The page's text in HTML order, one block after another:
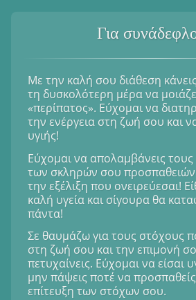
Για
Με την καλή σου διάθεση
τη δυσκολότερη μέρα να
«περίπατος». Εύχομαι να
την ενέργεια στη ζωή σου και
υγιής!
Εύχομαι να απολαμβάνεις
των σκληρών σου προσπαθειών
την εξέλιξη που ονειρεύεσαι!
καλή υγεία και σίγουρα θα
πάντα!
Σε θαυμάζω για τους στόχους
στη ζωή σου και την επιμονή
πετυχαίνεις. Εύχομαι να είσαι
μην πάψεις ποτέ να
επίτευξη των στόχων σου.